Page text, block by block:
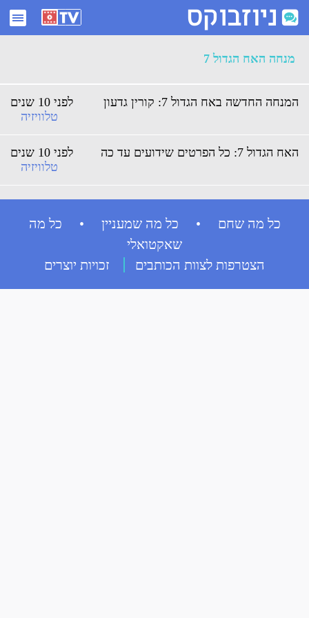
ארכיון מנחה האח הגדול 7 - ניוזבוקס
מנחה האח הגדול 7
המנחה החדשה באח הגדול 7: קורין גדעון
לפני 10 שנים
טלוויזיה
האח הגדול 7: כל הפרטים שידועים עד כה
לפני 10 שנים
טלוויזיה
כל מה שחם • כל מה שמעניין • כל מה
שאקטואלי
הצטרפות לצוות הכותבים
זכויות יוצרים